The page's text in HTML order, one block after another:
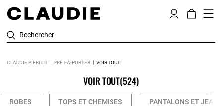
Rechercher
CLAUDIE PIERLOT PRÊT-À-PORTER VOIR TOUT
VOIR TOUT(524)
ROBES TOPS ET CHEMISES PANTALONS ET JEANS